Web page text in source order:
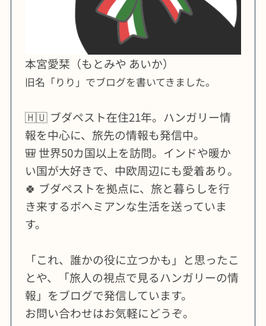
本宮愛栞（もとみや あいか）
旧名「りり」でブログを書いてきました。
🇭🇺 ブダペスト在住21年。ハンガリー情
報を中心に、旅先の情報も発信中。
🎒 世界50カ国以上を訪問。インドや暖か
い国が大好きで、中欧周辺にも愛着あり。
🍀 ブダペストを拠点に、旅と暮らしを行
き来するボヘミアンな生活を送っていま
す。
「これ、誰かの役に立つかも」と思ったこ
とや、「旅人の視点で見るハンガリーの情
報」をブログで発信しています。
お問い合わせはお気軽にどうぞ。